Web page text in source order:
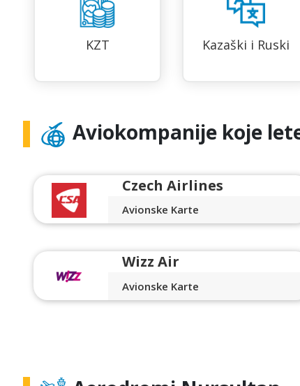
KZT Kazaški i Ruski
Aviokompanije koje
Czech Airlines
Avionske Karte
Wizz Air
Avionske Karte